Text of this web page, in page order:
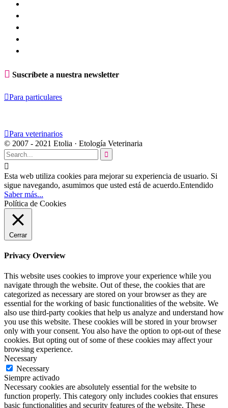
 Suscríbete a nuestra newsletter
Para particulares
Para veterinarios
© 2007 - 2021 Etolia · Etología Veterinaria


Esta web utiliza cookies para mejorar su experiencia de usuario. Si
sigue navegando, asumimos que usted está de acuerdo.Entendido
Saber más...
Política de Cookies
Cerrar
Privacy Overview
This website uses cookies to improve your experience while you
navigate through the website. Out of these, the cookies that are
categorized as necessary are stored on your browser as they are
essential for the working of basic functionalities of the website. We
also use third-party cookies that help us analyze and understand how
you use this website. These cookies will be stored in your browser
only with your consent. You also have the option to opt-out of these
cookies. But opting out of some of these cookies may affect your
browsing experience.
Necessary
Necessary
Siempre activado
Necessary cookies are absolutely essential for the website to
function properly. This category only includes cookies that ensures
basic functionalities and security features of the website. These